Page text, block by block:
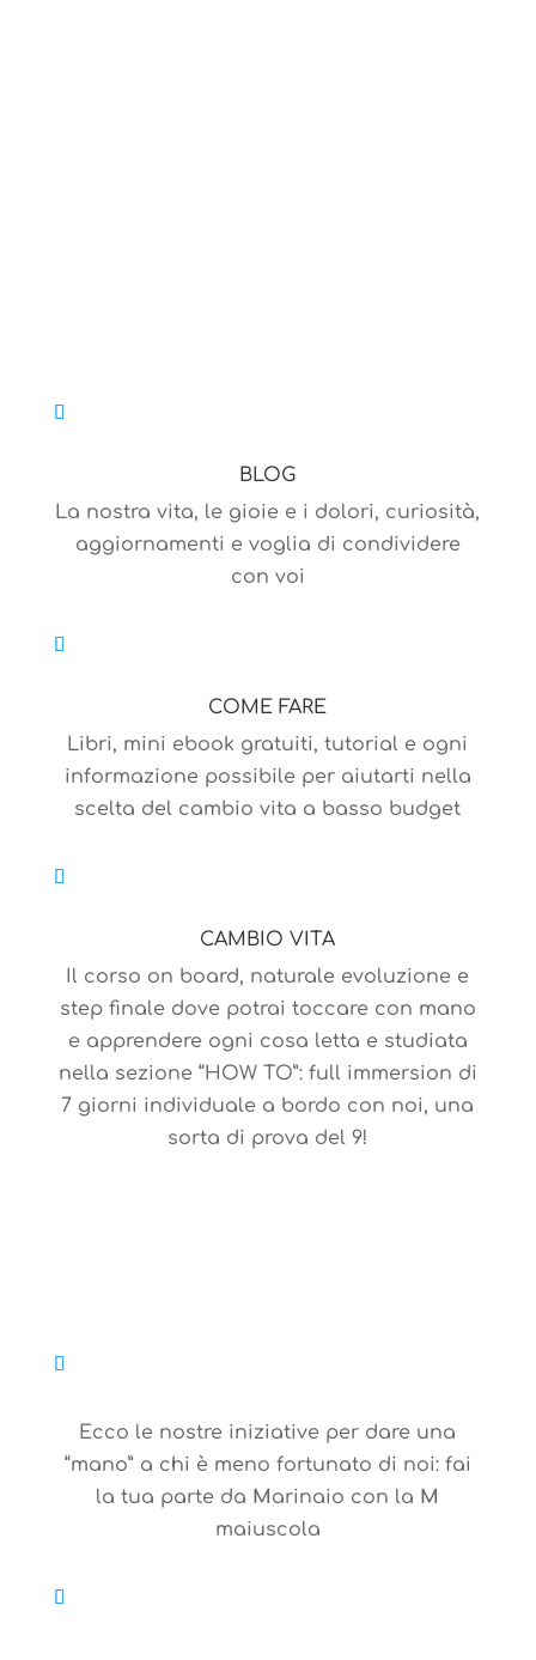
BLOG
La nostra vita, le gioie e i dolori, curiosità,
aggiornamenti e voglia di condividere
con voi
COME FARE
Libri, mini ebook gratuiti, tutorial e ogni
informazione possibile per aiutarti nella
scelta del cambio vita a basso budget
CAMBIO VITA
Il corso on board, naturale evoluzione e
step finale dove potrai toccare con mano
e apprendere ogni cosa letta e studiata
nella sezione “HOW TO”: full immersion di
7 giorni individuale a bordo con noi, una
sorta di prova del 9!
Ecco le nostre iniziative per dare una
“mano” a chi è meno fortunato di noi: fai
la tua parte da M arinaio con la M
maiuscola